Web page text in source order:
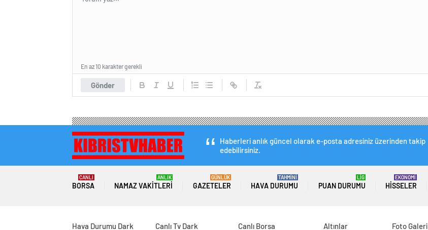
Gönder
En az 10 karakter gerekli
Haberleri anlık güncel olarak e-posta adresiniz üzerinden takip
edebilirsiniz.
BORSA
CANLI
NAMAZ VAKITLERI
ANLIK
GAZETELER
GÜNLÜK
HAVA DURUMU
TAHMİNİ
PUAN DURUMU
LİG
HISSELER
EKONOMİ
Hava Durumu Dark Canlı Tv Dark Canlı Borsa Altınlar Foto Galeri